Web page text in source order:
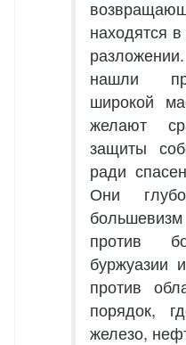
находятся
нашли
широкой
желают
защиты
ради
Они
против
буржуазии
против
порядок,
железо,